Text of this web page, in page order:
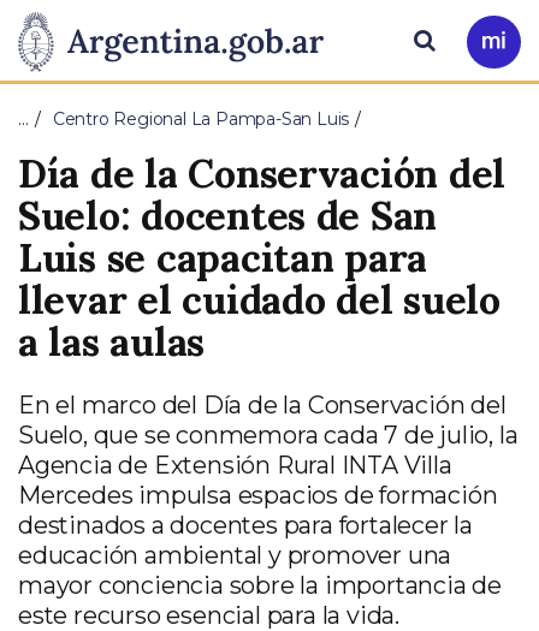
Presidencia
de
la
Nación
Pasar al contenido principal
Ir
a
Buscar
… Centro Regional La Pampa-San Luis
Día de la Conservación del
Suelo: docentes de San
Luis se capacitan para
llevar el cuidado del suelo
a las aulas
En el marco del Día de la Conservación del
Suelo, que se conmemora cada 7 de julio, la
Agencia de Extensión Rural INTA Villa
Mercedes impulsa espacios de formación
destinados a docentes para fortalecer la
educación ambiental y promover una
mayor conciencia sobre la importancia de
este recurso esencial para la vida.